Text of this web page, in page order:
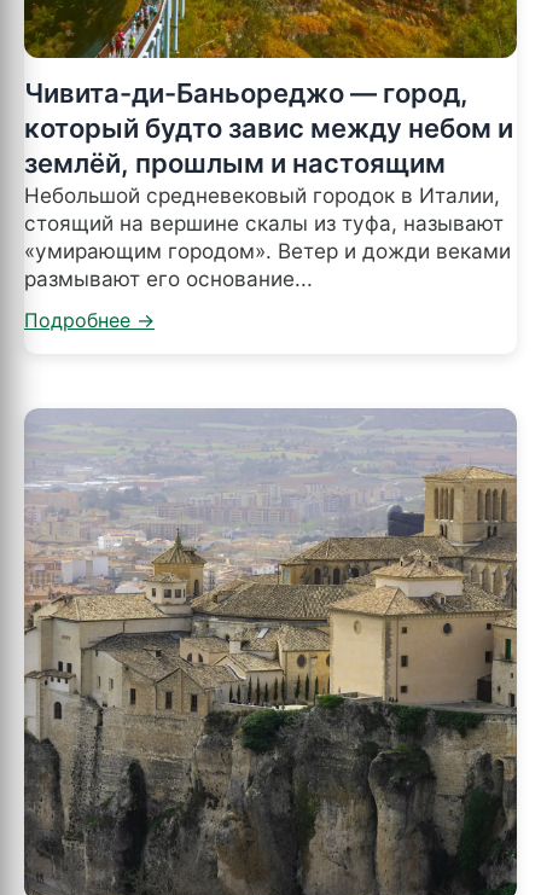
Чивита-ди-Баньореджо — город,
который будто завис между небом и
землёй, прошлым и настоящим
Небольшой средневековый городок в Италии,
стоящий на вершине скалы из туфа, называют
«умирающим городом». Ветер и дожди веками
размывают его основание...